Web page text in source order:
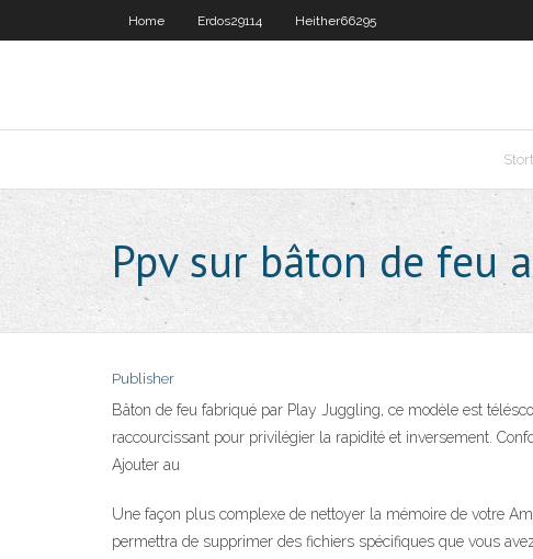
Home Erdos29114 Heither66295
Ppv sur bâton de feu
Publisher
Bâton de feu fabriqué par Play Juggling, ce modèle est
raccourcissant pour privilégier la rapidité et inversement.
Ajouter au
Une façon plus complexe de nettoyer la mémoire de votre
permettra de supprimer des fichiers spécifiques que vous